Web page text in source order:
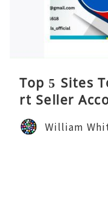
Top 5 Sites
rt Seller
William